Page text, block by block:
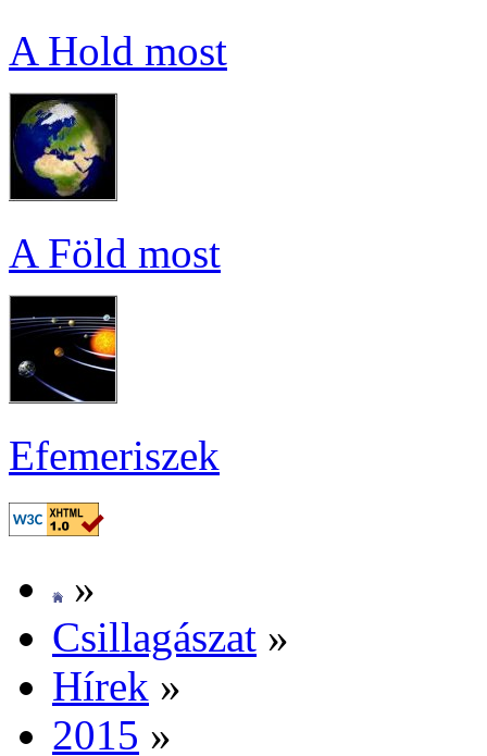
A Hold most
A Föld most
Efe­me­ri­szek
»
Csil­la­gá­szat »
Hí­rek »
2015 »